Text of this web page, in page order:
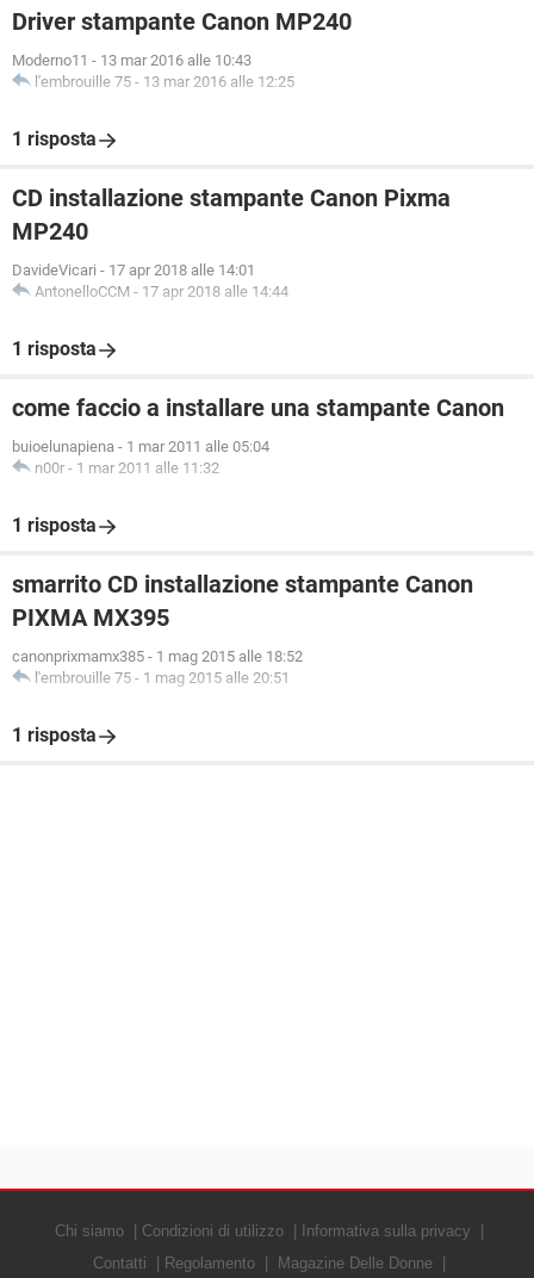
Driver stampante Canon MP240
Moderno11 - 13 mar 2016 alle 10:43
l'embrouille 75 - 13 mar 2016 alle 12:25
1 risposta
CD installazione stampante Canon Pixma
MP240
DavideVicari - 17 apr 2018 alle 14:01
AntonelloCCM - 17 apr 2018 alle 14:44
1 risposta
come faccio a installare una stampante Canon
buioelunapiena - 1 mar 2011 alle 05:04
n00r - 1 mar 2011 alle 11:32
1 risposta
smarrito CD installazione stampante Canon
PIXMA MX395
canonprixmamx385 - 1 mag 2015 alle 18:52
l'embrouille 75 - 1 mag 2015 alle 20:51
1 risposta
Chi siamo Condizioni di utilizzo
Informativa sulla privacy
Contatti
Regolamento Magazine Delle Donne